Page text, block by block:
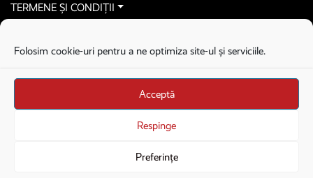
Folosim cookie-uri pentru a ne optimiza site-ul și serviciile.
Acceptă
Respinge
Preferințe
TERMENE ȘI CONDIȚII
Stega creative
Brandul Recorder e operat de Asociația Recorder Community, sub licența SC
Veniturile din donații sunt administrate de Asociația Recorder Community